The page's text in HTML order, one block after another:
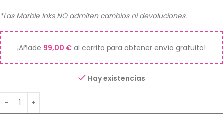
*Las Marble Inks NO admiten cambios ni devoluciones.
¡Añade 99,00 € al carrito para obtener envío gratuito!
Hay existencias